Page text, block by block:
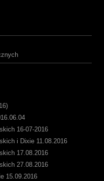
16-07-2016
i Dixie 11.08.2016
17.08.2016
27.08.2016
15.09.2016